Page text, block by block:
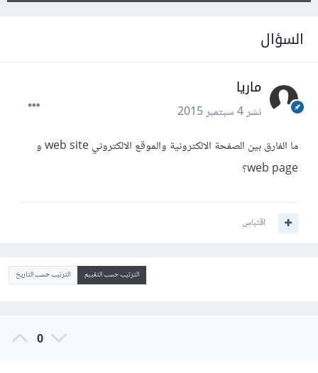
السؤال
ماريا
نشر4 سبتمبر 2015
ما الفارق بين الصفحة الالكترونية والموقع الالكتروني web site و
web page؟
اقتباس
الترتيب حسب التقييم الترتيب حسب التاريخ
0